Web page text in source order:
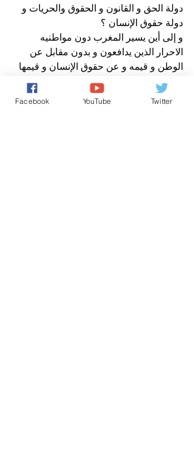
دولة الحق و القانون و الحقوق والحريات و
دولة حقوق الإنسان ؟
و إلى أين يسير المغرب دون مواطنيه
الاحرار الذين يدافعون و بدون مقابل عن
الوطن و قيمه و عن حقوق الإنسان و قيمها
و عن حماية الحقوق والحريات في المغرب
و في العالم ؟
Facebook YouTube Twitter